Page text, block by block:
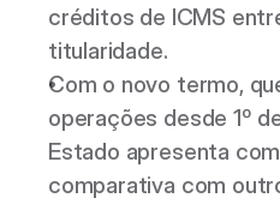
créditos de ICMS
titularidade.
Com o novo termo,
operações desde 1º
Estado apresenta
comparativa com